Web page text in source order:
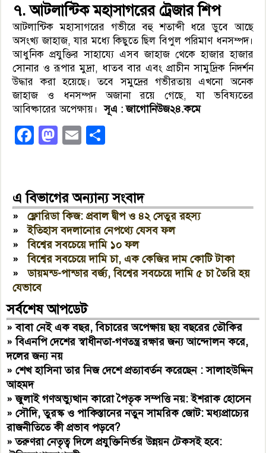
৭. আটলান্টিক মহাসাগরের ট্রেজার শিপ
আটলান্টিক মহাসাগরের গভীরে বহু শতাব্দী ধরে ডুবে আছে
অসংখ্য জাহাজ, যার মধ্যে কিছুতে ছিল বিপুল পরিমাণ ধনসম্পদ।
আধুনিক প্রযুক্তির সাহায্যে এসব জাহাজ থেকে হাজার হাজার
সোনার ও রূপার মুদ্রা, ধাতব বার এবং প্রাচীন সামুদ্রিক নিদর্শন
উদ্ধার করা হয়েছে। তবে সমুদ্রের গভীরতায় এখনো অনেক
জাহাজ ও ধনসম্পদ অজানা রয়ে গেছে, যা ভবিষ্যতের
আবিষ্কারের অপেক্ষায়। সূএ : জাগোনিউজ২৪.কমে
Facebook
Mastodon
Email
এ বিভাগের অন্যান্য সংবাদ
»ফ্লোরিডা কিজ: প্রবাল দ্বীপ ও ৪২ সেতুর রহস্য
»ইতিহাস বদলানোর নেপথ্যে যেসব ফল
»বিশ্বের সবচেয়ে দামি ১০ ফল
»বিশ্বের সবচেয়ে দামি চা, এক কেজির দাম কোটি টাকা
»ডায়মন্ড-পান্ডার বর্জ্য, বিশ্বের সবচেয়ে দামি ৫ চা তৈরি হয়
যেভাবে
সর্বশেষ আপডেট
»বাবা নেই এক বছর, বিচারের অপেক্ষায় ছয় বছরের তৌকির
»বিএনপি দেশের স্বাধীনতা-গণতন্ত্র রক্ষার জন্য আন্দোলন করে,
দলের জন্য নয়
»শেখ হাসিনা তার নিজ দেশে প্রত্যাবর্তন করেছেন : সালাহউদ্দিন
আহমদ
»জুলাই গণঅভ্যুত্থান কারো পৈতৃক সম্পত্তি নয়: ইশরাক হোসেন
»সৌদি, তুরস্ক ও পাকিস্তানের নতুন সামরিক জোট: মধ্যপ্রাচ্যের
রাজনীতিতে কী প্রভাব পড়বে?
»তরুণরা নেতৃত্ব দিলে প্রযুক্তিনির্ভর উন্নয়ন টেকসই হবে: